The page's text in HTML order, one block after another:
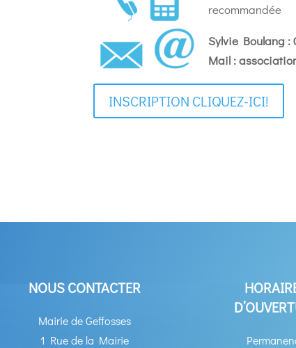
recommandée
Sylvie Boulang :
Mail :
INSCRIPTION CLIQUEZ-ICI!
NOUS CONTACTER
Mairie de Geffosses
1 Rue de la Mairie